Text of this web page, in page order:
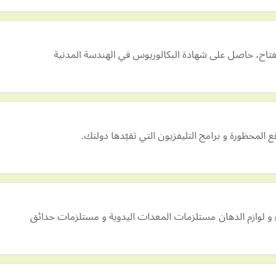
حاصل على شهادة البكالوريوس في الهندسة المدنية
لوازم الدهان مستلزمات المعدات اليدوية و مستلزمات حدائق